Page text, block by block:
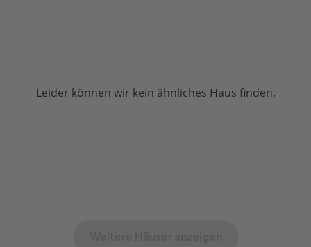
Leider können wir kein ähnliches Haus finden.